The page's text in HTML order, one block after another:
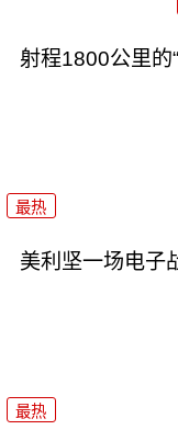
射程1800公里的
最热
美利坚一场电子
最热